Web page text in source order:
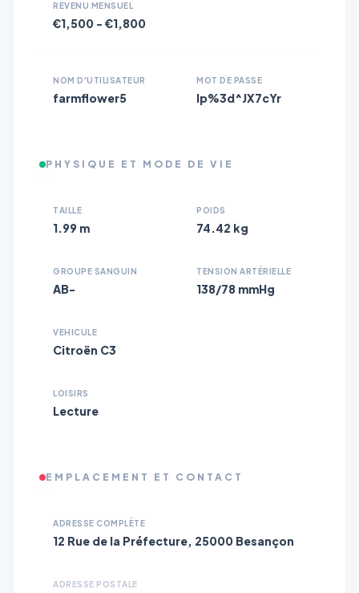
REVENU MENSUEL
€1,500 - €1,800
NOM D'UTILISATEUR
farmflower5
MOT DE PASSE
lp%3d^JX7cYr
PHYSIQUE ET MODE DE VIE
TAILLE
1.99 m
POIDS
74.42 kg
GROUPE SANGUIN
AB-
TENSION ARTÉRIELLE
138/78 mmHg
VEHICULE
Citroën C3
LOISIRS
Lecture
EMPLACEMENT ET CONTACT
ADRESSE COMPLÈTE
12 Rue de la Préfecture, 25000 Besançon
ADRESSE POSTALE